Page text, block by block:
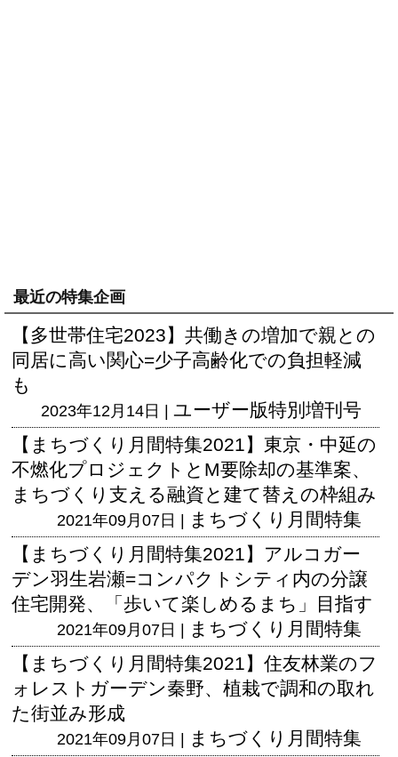
最近の特集企画
【多世帯住宅2023】共働きの増加で親との
同居に高い関心=少子高齢化での負担軽減
も
2023年12月14日 | ユーザー版特別増刊号
【まちづくり月間特集2021】東京・中延の
不燃化プロジェクトとM要除却の基準案、
まちづくり支える融資と建て替えの枠組み
2021年09月07日 | まちづくり月間特集
【まちづくり月間特集2021】アルコガー
デン羽生岩瀬=コンパクトシティ内の分譲
住宅開発、「歩いて楽しめるまち」目指す
2021年09月07日 | まちづくり月間特集
【まちづくり月間特集2021】住友林業のフ
ォレストガーデン秦野、植栽で調和の取れ
た街並み形成
2021年09月07日 | まちづくり月間特集